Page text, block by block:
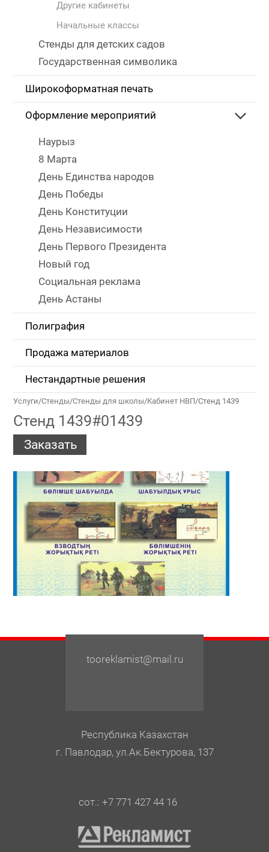
Другие кабинеты
Начальные классы
Стенды для детских садов
Государственная символика
Широкоформатная печать
Оформление мероприятий
Наурыз
8 Марта
День Единства народов
День Победы
День Конституции
День Независимости
День Первого Президента
Новый год
Социальная реклама
День Астаны
Полиграфия
Продажа материалов
Нестандартные решения
Услуги/Стенды/Стенды для школы/Кабинет НВП/Стенд 1439
Стенд 1439#01439
Заказать
tooreklamist@mail.ru
Республика Казахстан
г. Павлодар, ул.Ак.Бектурова, 137
сот.: +7 771 427 44 16